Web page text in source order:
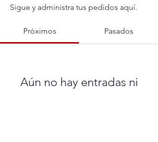
Sigue y administra tus pedidos aquí.
Próximos Pasados
Aún no hay entradas ni